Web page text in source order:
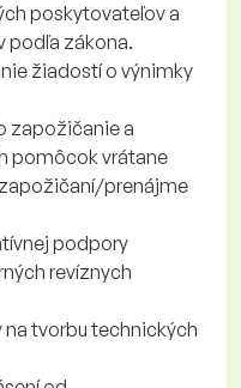
poskytovateľov a
podľa zákona.
žiadostí o výnimky
zapožičanie a
pomôcok vrátane
prenájme
podpory
revíznych
tvorbu technických